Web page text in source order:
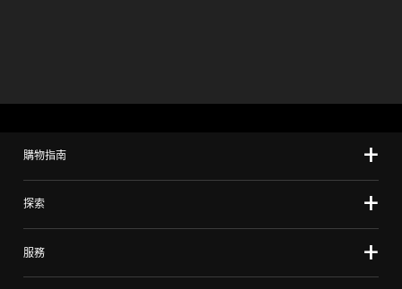
購物指南
探索
服務